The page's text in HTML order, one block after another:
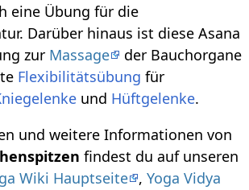
eine Übung für die
Darüber hinaus ist diese Asana
zur Massage
der Bauchorgane
Flexibilitätsübung für
und Hüftgelenke.
und weitere Informationen von
findest du auf unseren
Wiki Hauptseite ,Yoga Vidya